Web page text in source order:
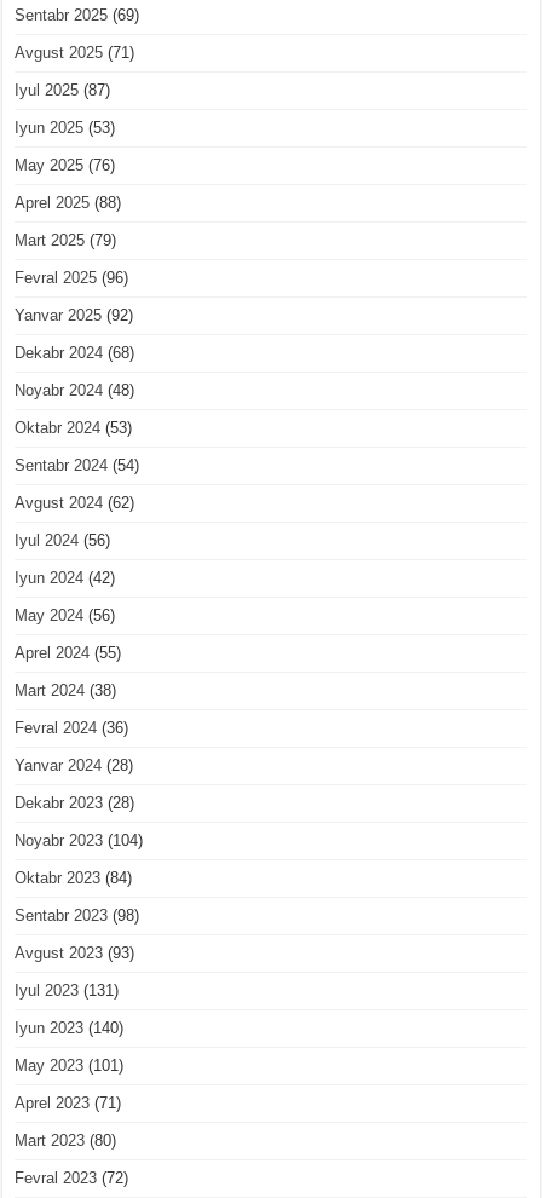
Sentabr 2025 (69)
Avgust 2025 (71)
Iyul 2025 (87)
Iyun 2025 (53)
May 2025 (76)
Aprel 2025 (88)
Mart 2025 (79)
Fevral 2025 (96)
Yanvar 2025 (92)
Dekabr 2024 (68)
Noyabr 2024 (48)
Oktabr 2024 (53)
Sentabr 2024 (54)
Avgust 2024 (62)
Iyul 2024 (56)
Iyun 2024 (42)
May 2024 (56)
Aprel 2024 (55)
Mart 2024 (38)
Fevral 2024 (36)
Yanvar 2024 (28)
Dekabr 2023 (28)
Noyabr 2023 (104)
Oktabr 2023 (84)
Sentabr 2023 (98)
Avgust 2023 (93)
Iyul 2023 (131)
Iyun 2023 (140)
May 2023 (101)
Aprel 2023 (71)
Mart 2023 (80)
Fevral 2023 (72)